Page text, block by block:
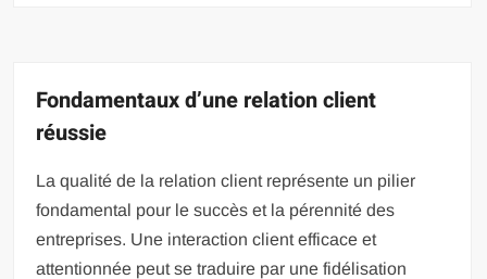
Fondamentaux d’une relation client
réussie
La qualité de la relation client représente un pilier
fondamental pour le succès et la pérennité des
entreprises. Une interaction client efficace et
attentionnée peut se traduire par une fidélisation